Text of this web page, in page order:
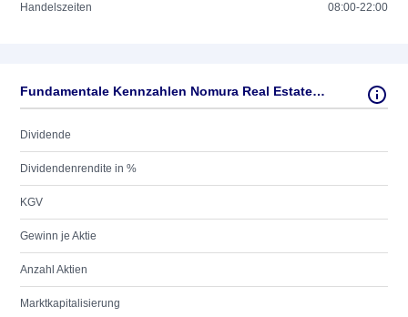
Handelszeiten 08:00-22:00
Fundamentale Kennzahlen Nomura Real Estate Holdings In
Dividende
Dividendenrendite in %
KGV
Gewinn je Aktie
Anzahl Aktien
Marktkapitalisierung